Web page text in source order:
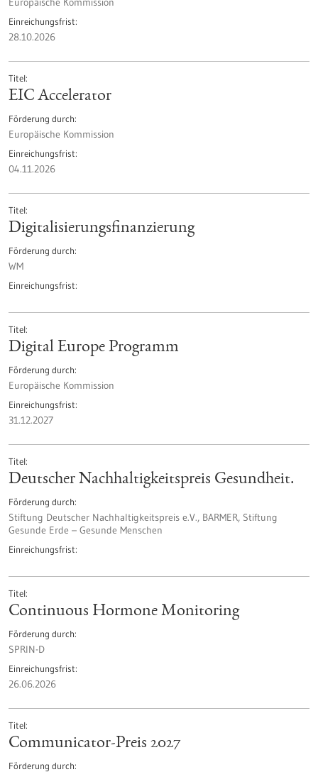
Einreichungsfrist
28.10.2026
Titel
EIC Accelerator
Förderung durch
Europäische Kommission
Einreichungsfrist
04.11.2026
Titel
Digitalisierungs­finanzierung
Förderung durch
WM
Einreichungsfrist
Titel
Digital Europe Programm
Förderung durch
Europäische Kommission
Einreichungsfrist
31.12.2027
Titel
Deutscher Nachhaltigkeitspreis Gesundheit.
Förderung durch
Stiftung Deutscher Nachhaltigkeitspreis e.V., BARMER, Stiftung
Gesunde Erde – Gesunde Menschen
Einreichungsfrist
Titel
Continuous Hormone Monitoring
Förderung durch
SPRIN-D
Einreichungsfrist
26.06.2026
Titel
Communicator-Preis 2027
Förderung durch